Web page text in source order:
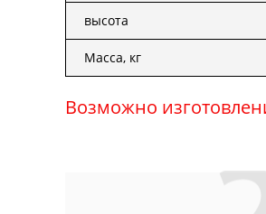
высота
Масса, кг
Возможно